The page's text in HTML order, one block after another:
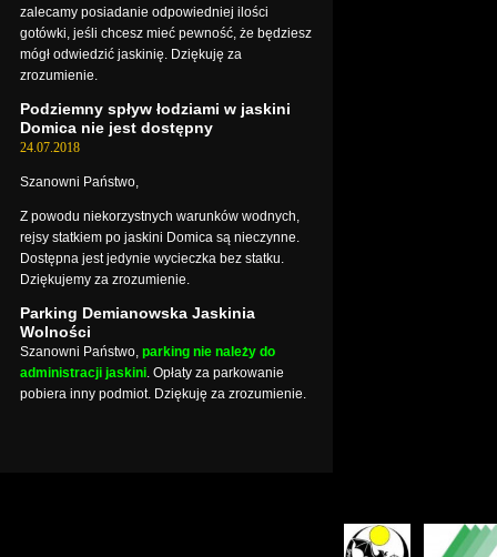
zalecamy posiadanie odpowiedniej ilości
gotówki, jeśli chcesz mieć pewność, że będziesz
mógł odwiedzić jaskinię. Dziękuję za
zrozumienie.
Podziemny spływ łodziami w jaskini
Domica nie jest dostępny
24.07.2018
Szanowni Państwo,
Z powodu niekorzystnych warunków wodnych,
rejsy statkiem po jaskini Domica są nieczynne.
Dostępna jest jedynie wycieczka bez statku.
Dziękujemy za zrozumienie.
Parking Demianowska Jaskinia
Wolności
Szanowni Państwo, parking nie należy do
administracji jaskini. Opłaty za parkowanie
pobiera inny podmiot. Dziękuję za zrozumienie.